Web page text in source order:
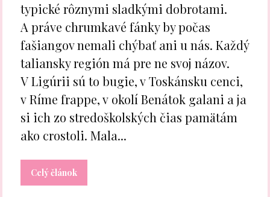
typické rôznymi sladkými dobrotami.
A práve chrumkavé fánky by počas
fašiangov nemali chýbať ani u nás. Každý
taliansky región má pre ne svoj názov.
V Ligúrii sú to bugie, v Toskánsku cenci,
v Ríme frappe, v okolí Benátok galani a ja
si ich zo stredoškolských čias pamätám
ako crostoli. Mala...
Celý článok